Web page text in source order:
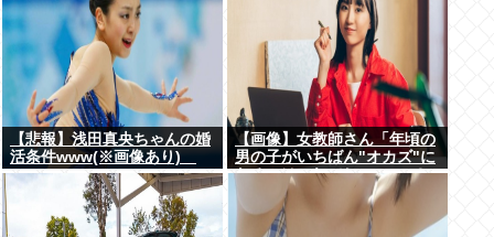
【悲報】浅田真央ちゃんの婚
活条件www(※画像あり)
【画像】女教師さん「年頃の
男の子がいちばん"オカズ"に
なるのはこれでしょ･････？
♡♡♡」→！！